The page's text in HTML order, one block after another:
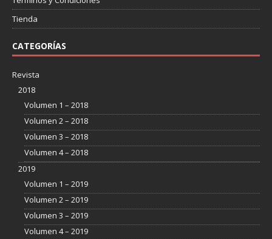
Tienda
CATEGORÍAS
Revista
2018
Volumen 1 – 2018
Volumen 2 – 2018
Volumen 3 – 2018
Volumen 4 – 2018
2019
Volumen 1 – 2019
Volumen 2 – 2019
Volumen 3 – 2019
Volumen 4 – 2019